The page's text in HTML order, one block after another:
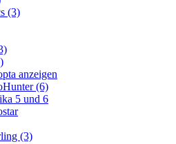
(3)
anzeigen
(6)
5 und 6
(3)